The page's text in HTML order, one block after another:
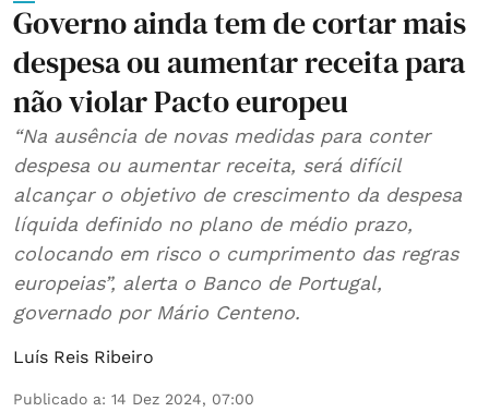
Governo ainda tem de cortar mais
despesa ou aumentar receita para
não violar Pacto europeu
“Na ausência de novas medidas para conter
despesa ou aumentar receita, será difícil
alcançar o objetivo de crescimento da despesa
líquida definido no plano de médio prazo,
colocando em risco o cumprimento das regras
europeias”, alerta o Banco de Portugal,
governado por Mário Centeno.
Luís Reis Ribeiro
Publicado a: 14 Dez 2024, 07:00